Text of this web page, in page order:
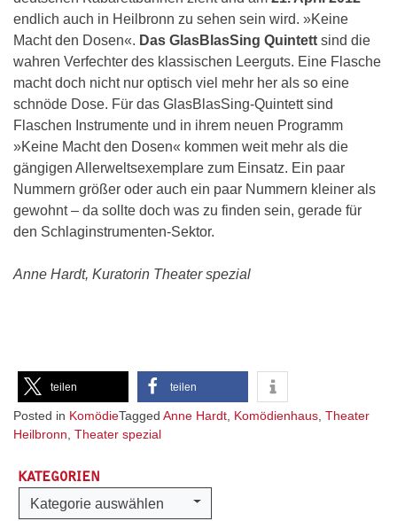
endlich auch in Heilbronn zu sehen sein wird. »Keine
Macht den Dosen«. Das GlasBlasSing Quintett sind die
wahren Verfechter des klassischen Leerguts. Eine Flasche
macht doch nicht nur optisch viel mehr her als so eine
schnöde Dose. Für das GlasBlasSing-Quintett sind
Flaschen Instrumente und in ihrem neuen Programm
»Keine Macht den Dosen« kommen weit mehr als die
gängigen Allerweltsexemplare zum Einsatz. Ein paar
Nummern größer oder auch ein paar Nummern kleiner als
gewohnt – da sollte doch was zu finden sein, gerade für
den Schlaginstrumenten-Sektor.
Anne Hardt, Kuratorin Theater spezial
teilen teilen
Posted in KomödieTagged Anne Hardt Komödienhaus Theater
Heilbronn Theater spezial
KATEGORIEN
Kategorien
Kategorie auswählen